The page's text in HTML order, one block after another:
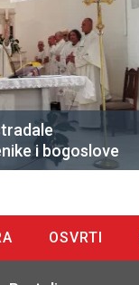
i bogoslove
OSVRTI